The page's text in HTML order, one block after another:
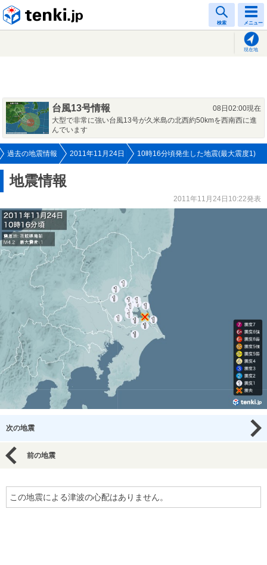
検索 メニュー
現在地
台風13号情報
08日02:00現在
大型で非常に強い台風13号が久米島の北西約50kmを西南西に進
んでいます
過去の地震情報 2011年11月24日 10時16分頃発生した地震(最大震度1)
地震情報
2011年11月24日10:22発表
次の地震
前の地震
この地震による津波の心配はありません。